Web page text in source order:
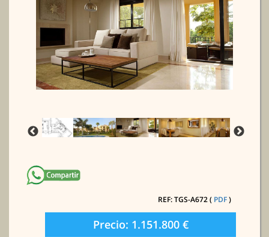
REF: TGS-A672 ( PDF)
Precio: 1.151.800 €